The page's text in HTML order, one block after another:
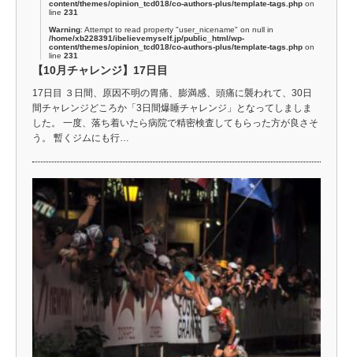
content/themes/opinion_tcd018/co-authors-plus/template-tags.php on
line 231
Warning: Attempt to read property "user_nicename" on null in
/home/xb228391/ibelievemyself.jp/public_html/wp-
content/themes/opinion_tcd018/co-authors-plus/template-tags.php on
line 231
【10月チャレンジ】17日目
17日目 ３日間、原因不明の胃痛、膨満感、頭痛に襲われて、30日
間チャレンジどころか「3日間爆睡チャレンジ」となってしましま
した。 一度、落ち着いたら病院で精密検査してもらった方が良さそ
う。 暫くジムにも行…